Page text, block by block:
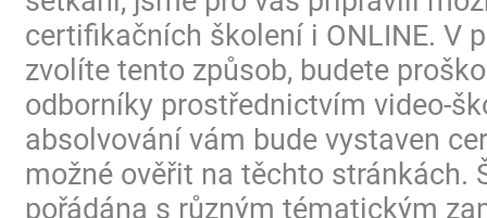
certifikačních školení i ONLINE. V
zvolíte tento způsob, budete
odborníky prostřednictvím video-
absolvování vám bude vystaven
možné ověřit na těchto stránkách.
pořádána s různým tématickým